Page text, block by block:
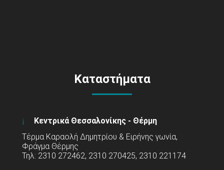
Καταστήματα
Κεντρικά Θεσσαλονίκης - Θέρμη
Τέρμα Καραολή Δημητρίου & Ειρήνης γωνία,
Φράγμα Θέρμης
Τηλ: 2310 272462, 2310 270425, 2310 221174